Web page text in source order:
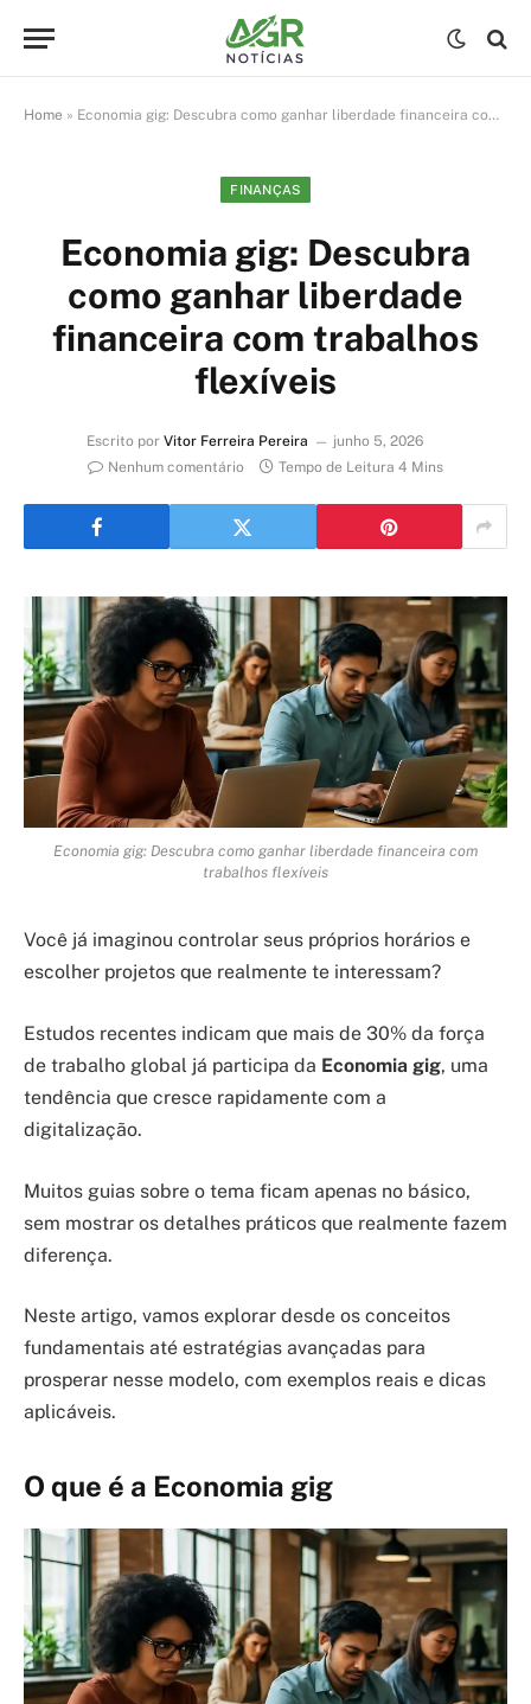
Home » Economia gig: Descubra como ganhar liberdade financeira com trabalhos flexíveis
FINANÇAS
Economia gig: Descubra
como ganhar liberdade
financeira com trabalhos
flexíveis
Escrito por Vitor Ferreira Pereira
junho 5, 2026
Nenhum comentário
Tempo de Leitura 4 Mins
Economia gig: Descubra como ganhar liberdade financeira com
trabalhos flexíveis
Você já imaginou controlar seus próprios horários e
escolher projetos que realmente te interessam?
Estudos recentes indicam que mais de 30% da força
de trabalho global já participa da Economia gig, uma
tendência que cresce rapidamente com a
digitalização.
Muitos guias sobre o tema ficam apenas no básico,
sem mostrar os detalhes práticos que realmente fazem
diferença.
Neste artigo, vamos explorar desde os conceitos
fundamentais até estratégias avançadas para
prosperar nesse modelo, com exemplos reais e dicas
aplicáveis.
O que é a Economia gig